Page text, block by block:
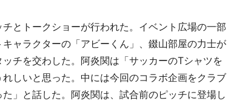
とトークショーが行われた。イベント広場の一部
ャラクターの「アビーくん」、錣山部屋の力士が
チを交わした。阿炎関は「サッカーのTシャツを
しいと思った。中には今回のコラボ企画をクラブ
」と話した。阿炎関は、試合前のピッチに登場し